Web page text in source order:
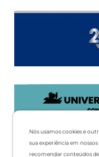
Nós usamos cookies e
sua experiência em
recomendar conteúdos